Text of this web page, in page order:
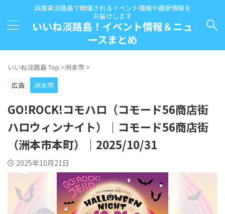
兵庫県淡路島で開催されるイベント情報や最新情報を
お届けします
いいね淡路島！イベント情報＆ニュ
ースまとめ
いいね淡路島 Top >洲本市 >
広告
洲本市
GO!ROCK!コモハロ（コモード56商店街
ハロウィンナイト）｜コモード56商店街
（洲本市本町）｜2025/10/31
2025年10月21日